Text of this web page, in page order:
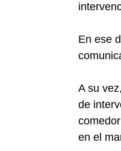
En ese
A su
de
en el